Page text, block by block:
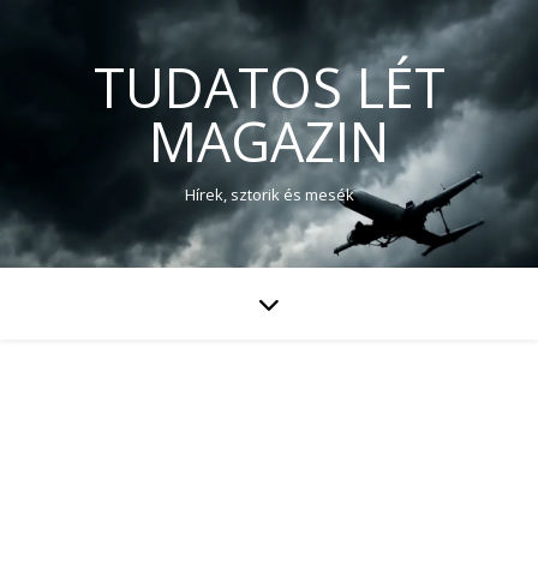
TUDATOS LÉT
MAGAZIN
Hírek, sztorik és mesék